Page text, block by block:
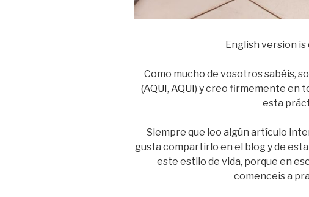
English version
Como mucho de vosotros sabéis,
(AQUI,AQUI) y creo firmemente en
esta
Siempre que leo algún artículo
gusta compartirlo en el blog y de
este estilo de vida, porque en
comenceis a